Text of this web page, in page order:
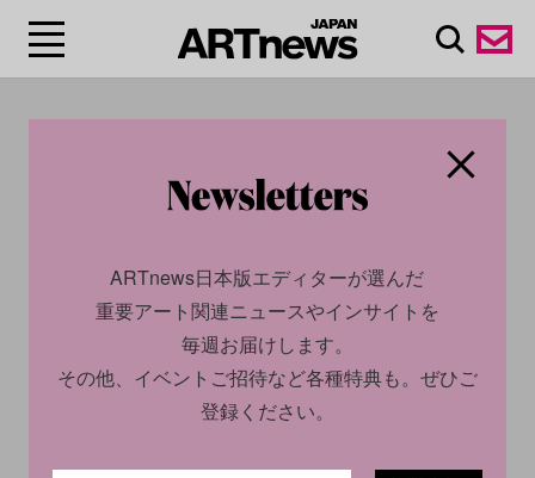
#ナム・ジュン・パイ
ク/Nam June Paik
ARTnews日本版エディターが選んだ
重要アート関連ニュースやインサイトを
毎週お届けします。
その他、イベントご招待など各種特典も。ぜひご
登録ください。